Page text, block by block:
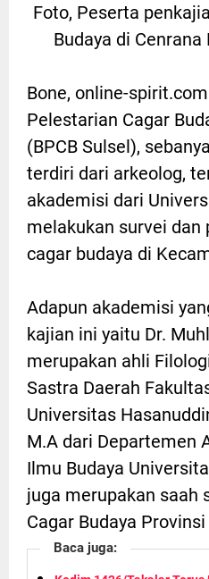
Foto, Peserta
Budaya di
Bone, online-
Pelestarian Cagar
(BPCB Sulsel),
terdiri dari arkeolog,
akademisi dari
melakukan survei dan
cagar budaya di
Adapun akademisi
kajian ini yaitu Dr.
merupakan ahli
Sastra Daerah
Universitas
M.A dari Departemen
Ilmu Budaya
juga merupakan saah
Cagar Budaya
Baca juga: